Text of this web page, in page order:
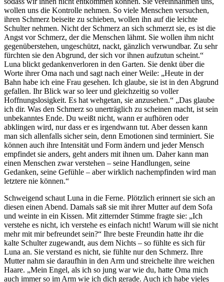
wollen uns die Kontrolle nehmen. So viele Menschen versuchen,
ihren Schmerz beiseite zu schieben, wollen ihn auf die leichte
Schulter nehmen. Nicht der Schmerz an sich schmerzt sie, es ist die
Angst vor Schmerz, der die Menschen lähmt. Sie wollen ihm nicht
gegenüberstehen, ungeschützt, nackt, gänzlich verwundbar. Zu sehr
fürchten sie den Abgrund, der sich vor ihnen aufzutun scheint.“
Luna blickt gedankenverloren in den Garten. Sie denkt über die
Worte ihrer Oma nach und sagt nach einer Weile: „Heute in der
Bahn habe ich eine Frau gesehen. Ich glaube, sie ist in den Abgrund
gefallen. Ihr Blick war so leer und gleichzeitig so voller
Hoffnungslosigkeit. Es hat wehgetan, sie anzusehen.“ „Das glaube
ich dir. Was den Schmerz so unerträglich zu scheinen macht, ist sein
unbekanntes Ende. Du weißt nicht, wann er aufhören oder
abklingen wird, nur dass er es irgendwann tut. Aber dessen kann
man sich allenfalls sicher sein, denn Emotionen sind terminiert. Sie
können auch ihre Intensität und Form ändern und jeder Mensch
empfindet sie anders, geht anders mit ihnen um. Daher kann man
einen Menschen zwar verstehen – seine Handlungen, seine
Gedanken, seine Gefühle – aber wirklich nachempfinden wird man
letztere nie können.“
Schweigend schaut Luna in die Ferne. Plötzlich erinnert sie sich an
diesen einen Abend. Damals saß sie mit ihrer Mutter auf dem Sofa
und weinte in ein Kissen. Mit zitternder Stimme fragte sie: „Ich
verstehe es nicht, ich verstehe es einfach nicht! Warum will sie nicht
mehr mit mir befreundet sein?“ Ihre beste Freundin hatte ihr die
kalte Schulter zugewandt, aus dem Nichts – so fühlte es sich für
Luna an. Sie verstand es nicht, sie fühlte nur den Schmerz. Ihre
Mutter nahm sie daraufhin in den Arm und streichelte ihre weichen
Haare. „Mein Engel, als ich so jung war wie du, hatte Oma mich
auch immer so im Arm wie ich dich gerade. Auch ich habe vieles